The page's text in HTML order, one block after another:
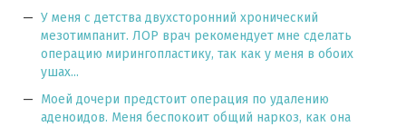
У меня с детства двухсторонний хронический
мезотимпанит. ЛОР врач рекомендует мне сделать
операцию мирингопластику, так как у меня в обоих
ушах...
Моей дочери предстоит операция по удалению
аденоидов. Меня беспокоит общий наркоз, как она